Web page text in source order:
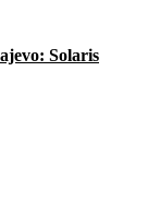
Solaris